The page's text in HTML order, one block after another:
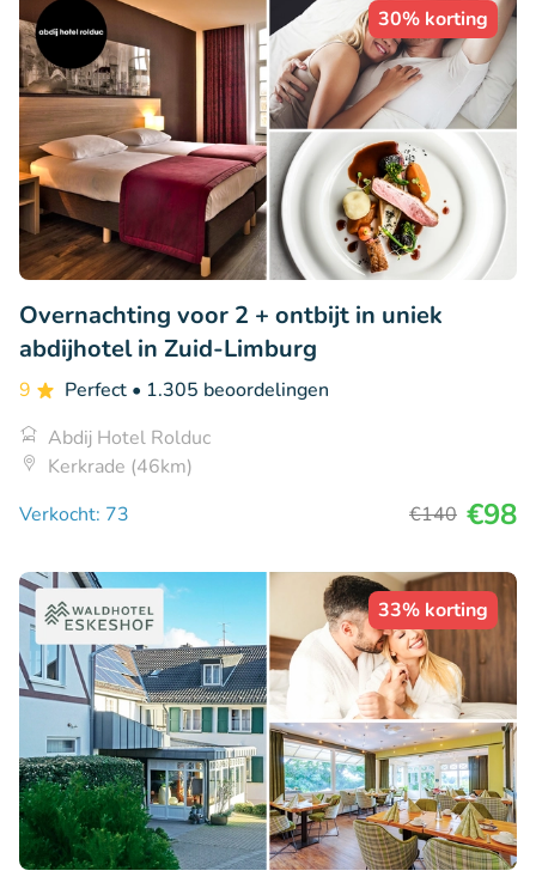
30% korting
Overnachting voor 2 + ontbijt in uniek
abdijhotel in Zuid-Limburg
9 Perfect • 1.305 beoordelingen
Abdij Hotel Rolduc
Kerkrade (46km)
Verkocht: 73
€140 €98
33% korting